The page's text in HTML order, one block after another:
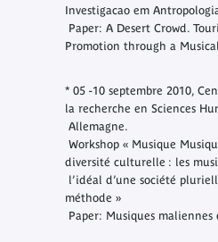
Investigacao em
Paper: A Desert Crowd.
Promotion through a
* 05 -10 septembre 2010,
la recherche en Sciences
Allemagne.
Workshop « Musique
diversité culturelle : les
l’idéal d’une société
méthode »
Paper: Musiques maliennes